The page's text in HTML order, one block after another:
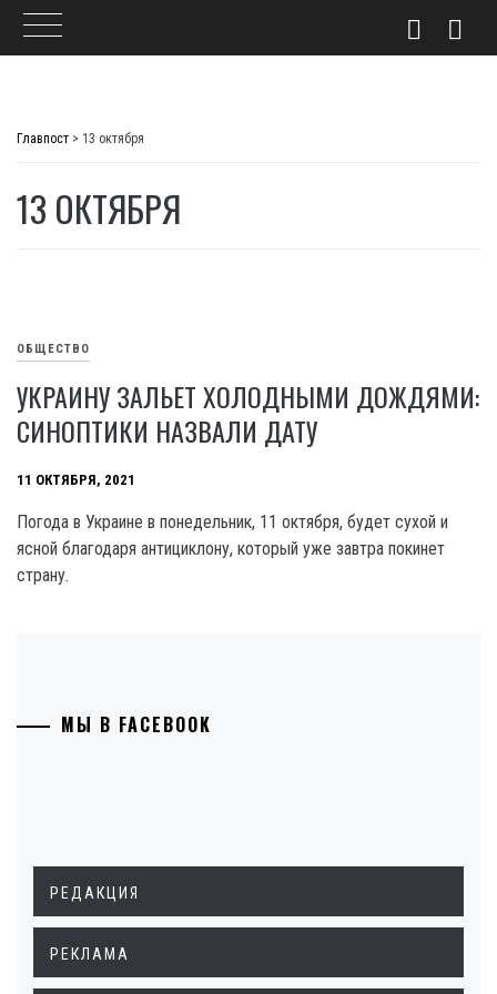
Главпост > 13 октября
13 ОКТЯБРЯ
ОБЩЕСТВО
УКРАИНУ ЗАЛЬЕТ ХОЛОДНЫМИ ДОЖДЯМИ:
СИНОПТИКИ НАЗВАЛИ ДАТУ
11 ОКТЯБРЯ, 2021
Погода в Украине в понедельник, 11 октября, будет сухой и
ясной благодаря антициклону, который уже завтра покинет
страну.
МЫ В FACEBOOK
РЕДАКЦИЯ
РЕКЛАМА